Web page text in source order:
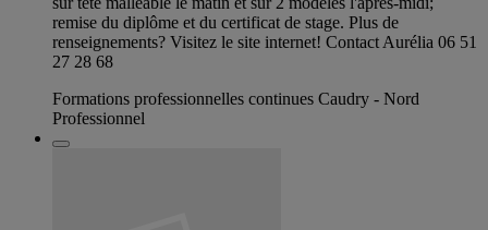
remise du diplôme et du certificat de stage. Plus de
renseignements? Visitez le site internet! Contact Aurélia 06 51
27 28 68
Formations professionnelles continues Caudry - Nord
Professionnel